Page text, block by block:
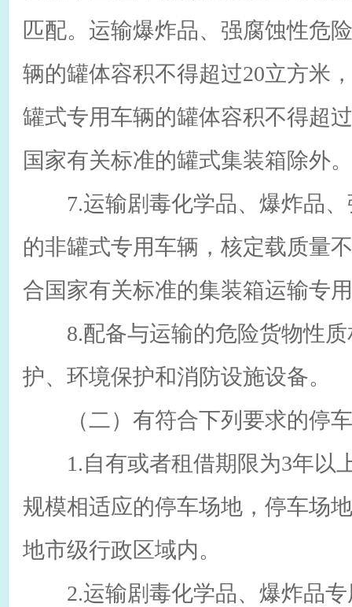
匹配。运输爆炸品、强腐蚀性危
辆的罐体容积不得超过20立方米
罐式专用车辆的罐体容积不得超
国家有关标准的罐式集装箱除外。
7.运输剧毒化学品、爆炸品、
的非罐式专用车辆，核定载质量
合国家有关标准的集装箱运输专
8.配备与运输的危险货物性质
护、环境保护和消防设施设备。
（二）有符合下列要求的停
1.自有或者租借期限为3年以
规模相适应的停车场地，停车场
地市级行政区域内。
2.运输剧毒化学品、爆炸品专